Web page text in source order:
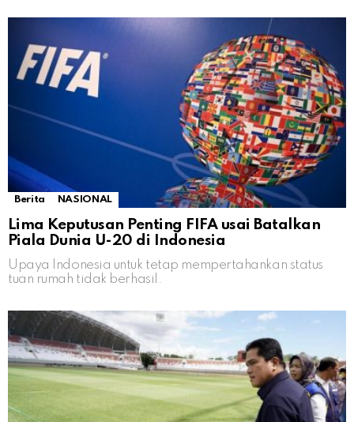
Berita NASIONAL
Lima Keputusan Penting FIFA usai Batalkan
Piala Dunia U-20 di Indonesia
Upaya Indonesia untuk tetap mempertahankan status
tuan rumah tidak berhasil.